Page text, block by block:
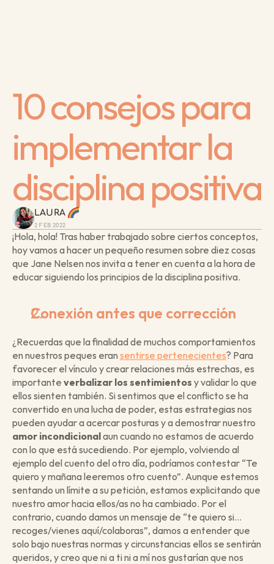
10 consejos para
implementar la
disciplina positiva
LAURA
2 FEB 2022
¡Hola, hola! Tras haber trabajado sobre ciertos conceptos,
hoy vamos a hacer un pequeño resumen sobre diez cosas
que Jane Nelsen nos invita a tener en cuenta a la hora de
educar siguiendo los principios de la disciplina positiva.
Conexión antes que corrección
¿Recuerdas que la finalidad de muchos comportamientos
en nuestros peques eran sentirse pertenecientes? Para
favorecer el vínculo y crear relaciones más estrechas, es
importante verbalizar los sentimientos y validar lo que
ellos sienten también. Si sentimos que el conflicto se ha
convertido en una lucha de poder, estas estrategias nos
amor incondicional aun cuando no estamos de acuerdo
con lo que está sucediendo. Por ejemplo, volviendo al
ejemplo del cuento del otro día, podríamos contestar “Te
quiero y mañana leeremos otro cuento”. Aunque estemos
sentando un límite a su petición, estamos explicitando que
nuestro amor hacia ellos/as no ha cambiado. Por el
contrario, cuando damos un mensaje de “te quiero si…
recoges/vienes aquí/colaboras”, damos a entender que
solo bajo nuestras normas y circunstancias ellos se sentirán
queridos, y creo que ni a ti ni a mí nos gustarían que nos